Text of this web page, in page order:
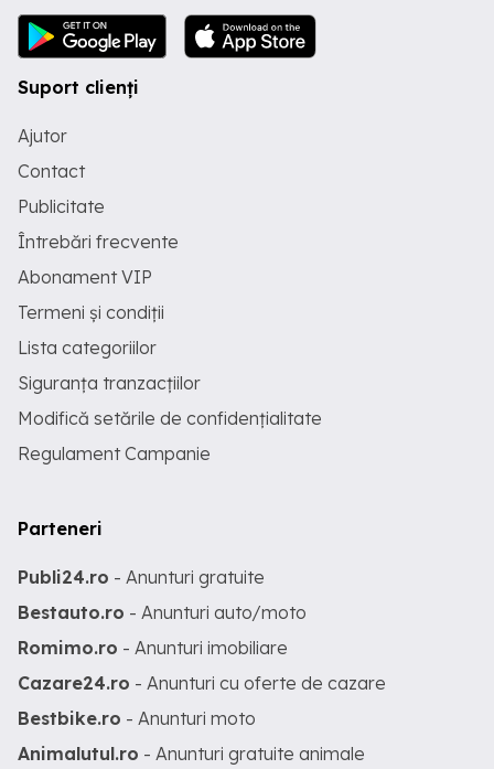
Suport clienți
Ajutor
Contact
Publicitate
Întrebări frecvente
Abonament VIP
Termeni și condiții
Lista categoriilor
Siguranța tranzacțiilor
Modifică setările de confidențialitate
Regulament Campanie
Parteneri
Publi24.ro - Anunturi gratuite
Bestauto.ro - Anunturi auto/moto
Romimo.ro - Anunturi imobiliare
Cazare24.ro - Anunturi cu oferte de cazare
Bestbike.ro - Anunturi moto
Animalutul.ro - Anunturi gratuite animale